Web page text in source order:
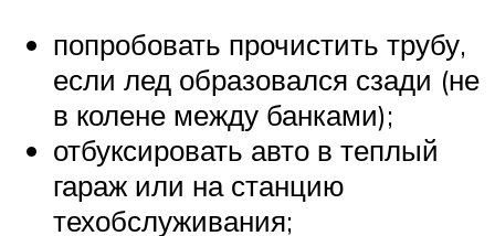
попробовать прочистить трубу,
если лед образовался сзади (не
в колене между банками);
отбуксировать авто в теплый
гараж или на станцию
техобслуживания;